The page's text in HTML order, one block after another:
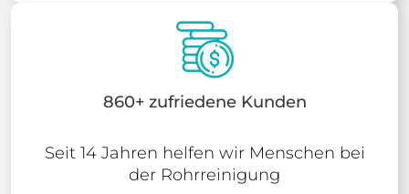
860+ zufriedene Kunden
Seit 14 Jahren helfen wir Menschen bei
der Rohrreinigung